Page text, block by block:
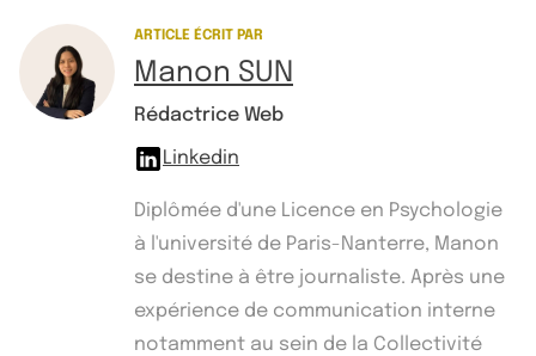
ARTICLE ÉCRIT PAR
Manon SUN
Rédactrice Web
Linkedin
Diplômée d'une Licence en Psychologie
à l'université de Paris-Nanterre, Manon
se destine à être journaliste. Après une
expérience de communication interne
notamment au sein de la Collectivité